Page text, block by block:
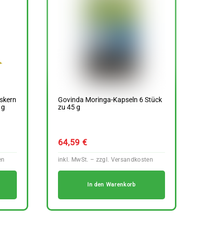
Govinda Moringa-Kapseln 6 Stück
zu 45 g
64,59 €
In den Warenkorb